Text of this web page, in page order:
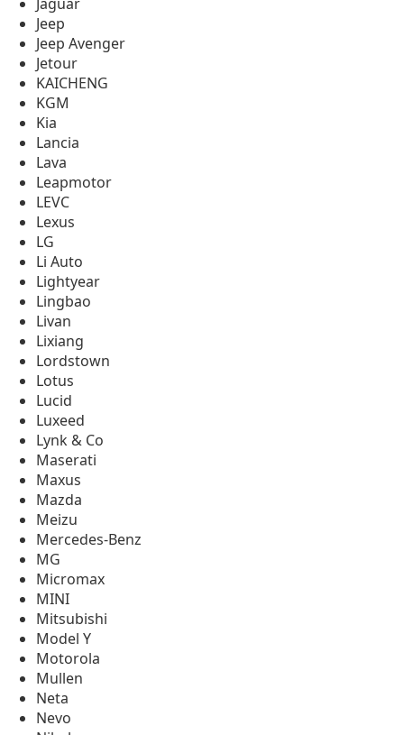
Jeep
Jeep Avenger
Jetour
KAICHENG
KGM
Kia
Lancia
Lava
Leapmotor
LEVC
Lexus
LG
Li Auto
Lightyear
Lingbao
Livan
Lixiang
Lordstown
Lotus
Lucid
Luxeed
Lynk & Co
Maserati
Maxus
Mazda
Meizu
Mercedes-Benz
MG
Micromax
MINI
Mitsubishi
Model Y
Motorola
Mullen
Neta
Nevo